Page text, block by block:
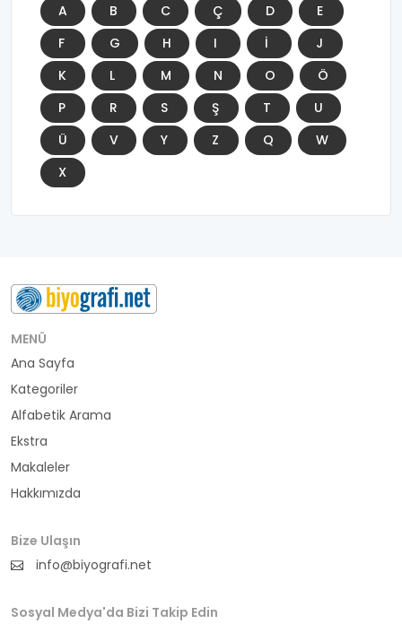
A B C Ç D
E
F
G H I İ
J
K
L M N O
Ö
P
R S Ş T
U
Ü
V Y Z Q
W
X
MENÜ
Ana Sayfa
Kategoriler
Alfabetik Arama
Ekstra
Makaleler
Hakkımızda
Bize Ulaşın
info@biyografi.net
Sosyal Medya'da Bizi Takip Edin